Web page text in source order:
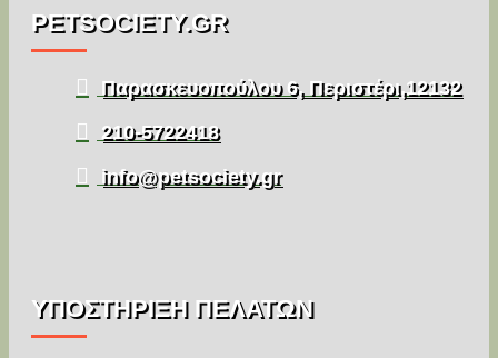
PETSOCIETY.GR
Παρασκευοπούλου 6, Περιστέρι,12132
210-5722418
info@petsociety.gr
ΥΠΌΣΤΉΡΙΞΗ ΠΕΛΑΤΏΝ